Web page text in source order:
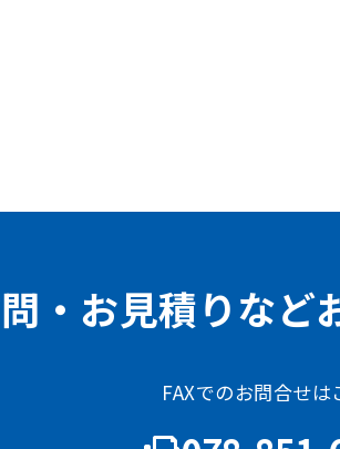
・お見積りなど
FAXでのお問合せは